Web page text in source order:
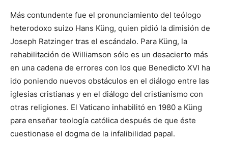
Más contundente fue el pronunciamiento del teólogo
heterodoxo suizo Hans Küng, quien pidió la dimisión de
Joseph Ratzinger tras el escándalo. Para Küng, la
rehabilitación de Williamson sólo es un desacierto más
en una cadena de errores con los que Benedicto XVI ha
ido poniendo nuevos obstáculos en el diálogo entre las
iglesias cristianas y en el diálogo del cristianismo con
otras religiones. El Vaticano inhabilitó en 1980 a Küng
para enseñar teología católica después de que éste
cuestionase el dogma de la infalibilidad papal.